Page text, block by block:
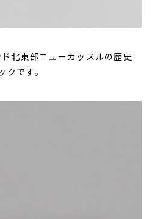
北東部ニューカッスルの歴史
です。